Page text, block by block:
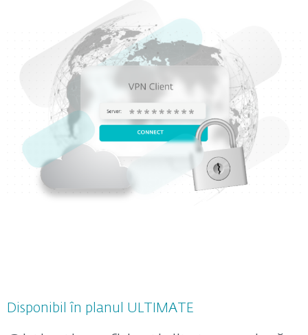
Disponibil în planul ULTIMATE